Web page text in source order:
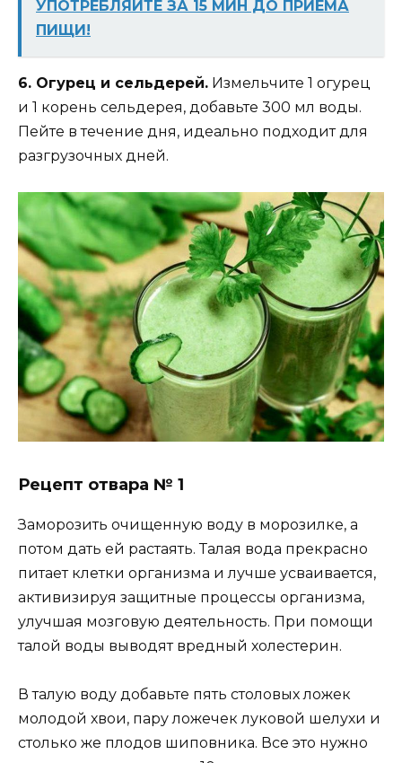
УПОТРЕБЛЯЙТЕ ЗА 15 МИН ДО ПРИЕМА
ПИЩИ!
6. Огурец и сельдерей. Измельчите 1 огурец
и 1 корень сельдерея, добавьте 300 мл воды.
Пейте в течение дня, идеально подходит для
разгрузочных дней.
Рецепт отвара № 1
Заморозить очищенную воду в морозилке, а
потом дать ей растаять. Талая вода прекрасно
питает клетки организма и лучше усваивается,
активизируя защитные процессы организма,
улучшая мозговую деятельность. При помощи
талой воды выводят вредный холестерин.
В талую воду добавьте пять столовых ложек
молодой хвои, пару ложечек луковой шелухи и
столько же плодов шиповника. Все это нужно